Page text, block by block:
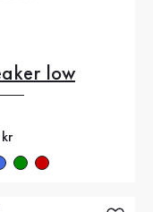
low
kr